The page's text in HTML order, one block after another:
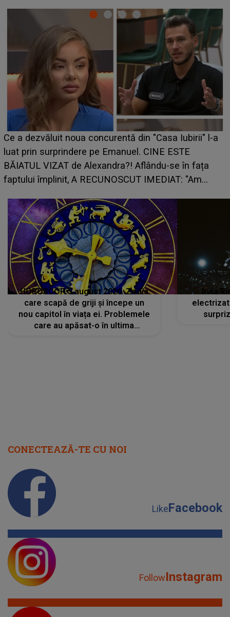
HOROSCOP 7 august 2026. Zodia care intră într-o
perioadă marcată de încercări. Problemele se adună
din toate părțile, iar o veste neașteptată îi dă
peste cap
HOROSCOP 5 august 2026. Zodia
care scapă de griji și începe un
nou capitol în viața ei. Problemele
care au apăsat-o în ultima
Irina
CONECTEAZĂ-TE CU NOI
LikeFacebook
FollowInstagram